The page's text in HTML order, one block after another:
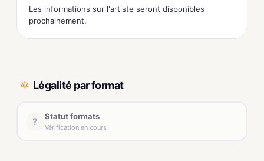
Les informations sur l'artiste seront disponibles
prochainement.
Légalité par format
? Statut formats
Vérification en cours